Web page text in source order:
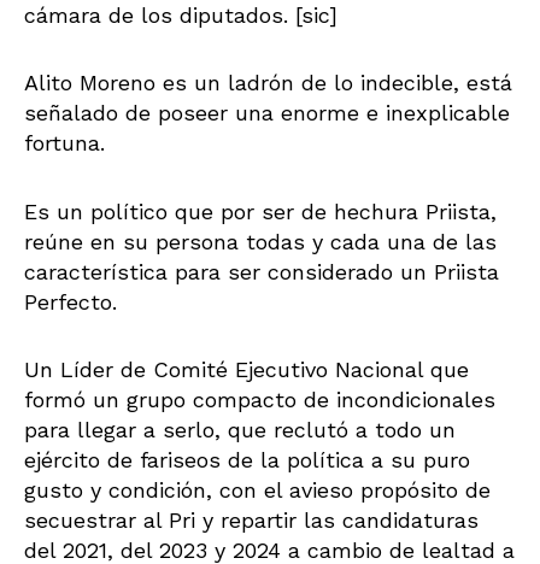
cámara de los diputados. [sic]
Alito Moreno es un ladrón de lo indecible, está
señalado de poseer una enorme e inexplicable
fortuna.
Es un político que por ser de hechura Priista,
reúne en su persona todas y cada una de las
característica para ser considerado un Priista
Perfecto.
Un Líder de Comité Ejecutivo Nacional que
formó un grupo compacto de incondicionales
para llegar a serlo, que reclutó a todo un
ejército de fariseos de la política a su puro
gusto y condición, con el avieso propósito de
secuestrar al Pri y repartir las candidaturas
del 2021, del 2023 y 2024 a cambio de lealtad a